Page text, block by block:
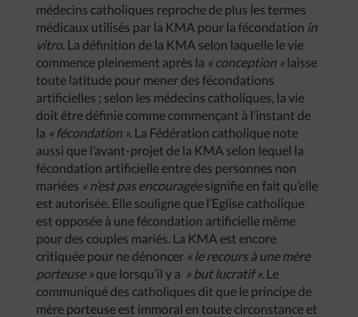
médecins catholiques reproche de plus les termes
médicaux utilisés par la KMA pour la fécondation in
vitro. La définition de la KMA selon laquelle le vie
commence pleinement après la « conception » laisse
toute latitude pour mener des fécondations
artificielles ; selon les médecins catholiques, la vie
doit être définie comme commençant à l’instant de
la « fécondation ». La Fédération catholique note
aussi que l’avant-projet de la KMA selon lequel la
fécondation artificielle entre des personnes non
mariées « n’est pas encouragéesignifie en fait qu’elle
est autorisée. Elle souligne que l’Eglise catholique
est opposée à une fécondation artificielle même
pour des couples mariés. La KMA est encore
critiquée pour ne dénoncer « le recours à une mère
porteuse » que lorsqu’il y a » but lucratif ». Le
communiqué des catholiques dit que le principe de
mère porteuse est immoral en toute circonstance et